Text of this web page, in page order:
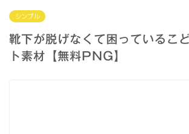
シンプル
靴下が脱げなくて困っているこ
ト素材【無料PNG】